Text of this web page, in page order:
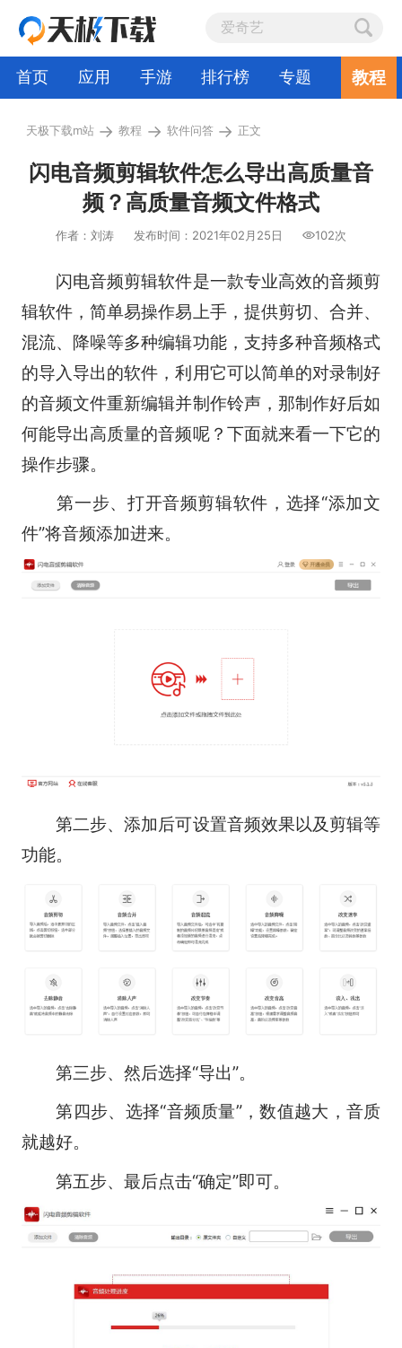
首页 应用 手游 排行榜 专题 教程
天极下载m站 → 教程 → 软件问答 → 正文
闪电音频剪辑软件怎么导出高质量音
频？高质量音频文件格式
作者：刘涛 发布时间：2021年02月25日 102次
闪电音频剪辑软件是一款专业高效的音频剪
辑软件，简单易操作易上手，提供剪切、合并、
混流、降噪等多种编辑功能，支持多种音频格式
的导入导出的软件，利用它可以简单的对录制好
的音频文件重新编辑并制作铃声，那制作好后如
何能导出高质量的音频呢？下面就来看一下它的
操作步骤。
第一步、打开音频剪辑软件，选择“添加文
件”将音频添加进来。
第二步、添加后可设置音频效果以及剪辑等
功能。
第三步、然后选择“导出”。
第四步、选择“音频质量”，数值越大，音质
就越好。
第五步、最后点击“确定”即可。